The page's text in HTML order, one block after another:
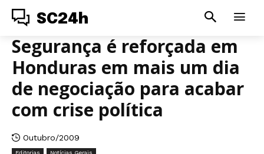
SC24h
Segurança é reforçada em
Honduras em mais um dia
de negociação para acabar
com crise política
Outubro/2009
Editorias Notícias Gerais